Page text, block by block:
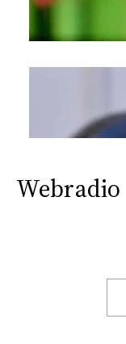
Webradio